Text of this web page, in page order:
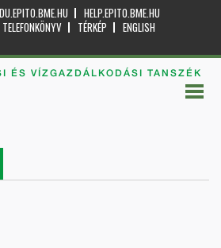
HELP.EPITO.BME.HU
TELEFONKÖNYV TÉRKÉP
ENGLISH
ÉS VÍZGAZDÁLKODÁSI TANSZÉK